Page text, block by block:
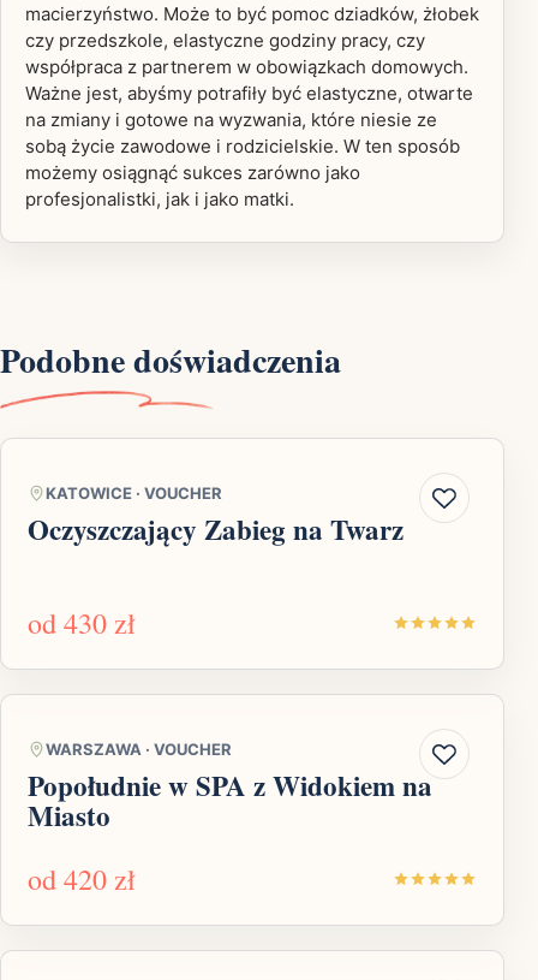
macierzyństwo. Może to być pomoc dziadków, żłobek
czy przedszkole, elastyczne godziny pracy, czy
współpraca z partnerem w obowiązkach domowych.
Ważne jest, abyśmy potrafiły być elastyczne, otwarte
na zmiany i gotowe na wyzwania, które niesie ze
sobą życie zawodowe i rodzicielskie. W ten sposób
możemy osiągnąć sukces zarówno jako
profesjonalistki, jak i jako matki.
Podobne doświadczenia
KATOWICE · VOUCHER
Oczyszczający Zabieg na Twarz
od430 zł
WARSZAWA · VOUCHER
Popołudnie w SPA z Widokiem na
Miasto
od420 zł